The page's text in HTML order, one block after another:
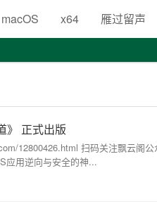
macOS x64 雁过留声
》 正式出版
12800426.html 扫码关注飘云阁公
应用逆向与安全的神...